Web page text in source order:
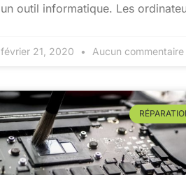
un outil informatique. Les
février 21, 2020 Aucun commentaire